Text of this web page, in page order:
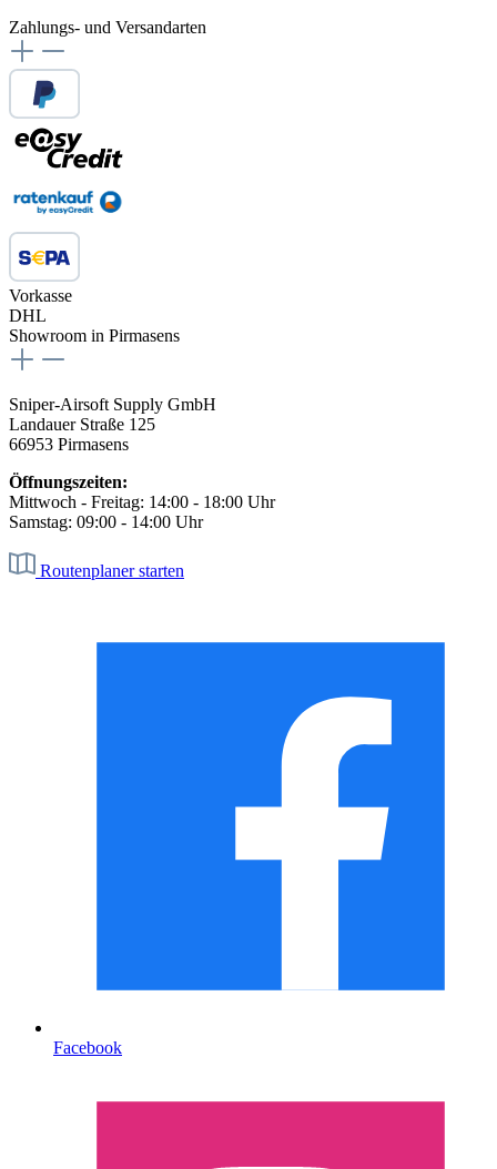
Zahlungs- und Versandarten
Vorkasse
DHL
Showroom in Pirmasens
Sniper-Airsoft Supply GmbH
Landauer Straße 125
66953 Pirmasens
Öffnungszeiten:
Mittwoch - Freitag: 14:00 - 18:00 Uhr
Samstag: 09:00 - 14:00 Uhr
Routenplaner starten
Facebook